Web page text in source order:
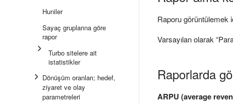
Huniler
Sayaç gruplarına göre
rapor
Turbo sitelere ait
istatistikler
Dönüşüm oranları; hedef,
ziyaret ve olay
parametreleri
Raporu görüntülemek
Varsayılan olarak
Raporlarda
ARPU (average